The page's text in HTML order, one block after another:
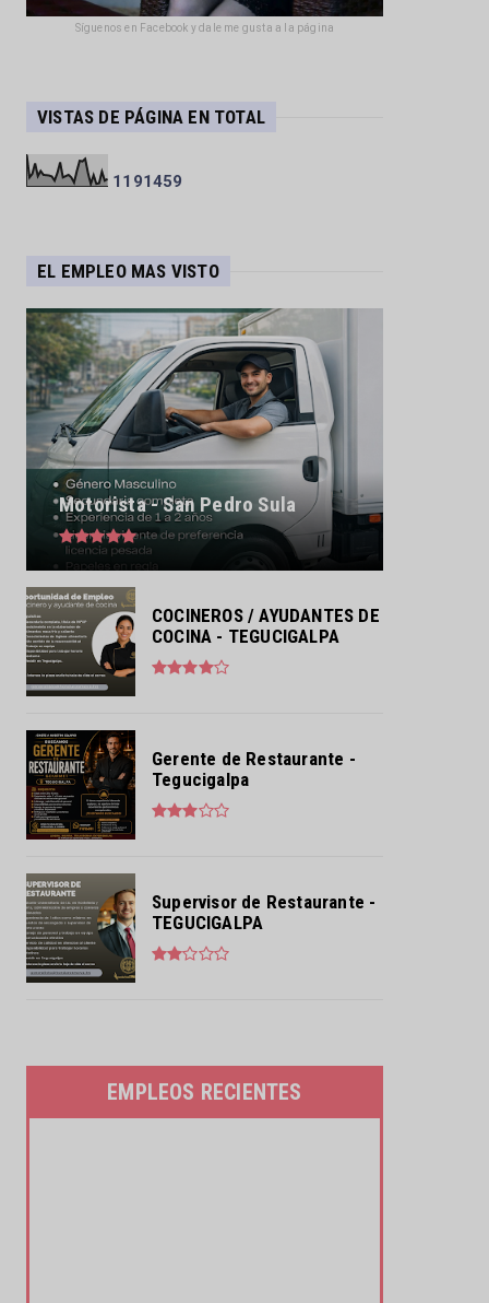
Síguenos en Facebook y dale me gusta a la página
VISTAS DE PÁGINA EN TOTAL
1 1 91459
EL EMPLEO MAS VISTO
Motorista - San Pedro Sula
COCINEROS / AYUDANTES DE
COCINA - TEGUCIGALPA
Gerente de Restaurante -
Tegucigalpa
Supervisor de Restaurante -
TEGUCIGALPA
EMPLEOS RECIENTES